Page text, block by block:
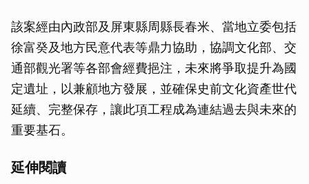
該案經由內政部及屏東縣周縣長春米、當地立委包括
徐富癸及地方民意代表等鼎力協助，協調文化部、交
通部觀光署等各部會經費挹注，未來將爭取提升為國
定遺址，以兼顧地方發展，並確保史前文化資產世代
延續、完整保存，讓此項工程成為連結過去與未來的
重要基石。
延伸閱讀